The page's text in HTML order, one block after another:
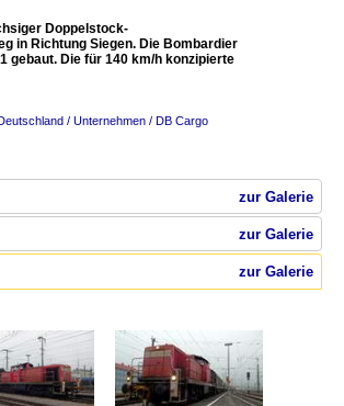
Doppelstock-
in Richtung Siegen. Die Bombardier
gebaut. Die für 140 km/h konzipierte
/ Unternehmen / DB Cargo
zur Galerie
zur Galerie
zur Galerie